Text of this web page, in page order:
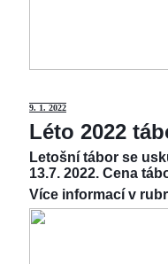
9. 1. 2022
Léto 2022
Letošní tábor se
13.7. 2022. Cena
Více informací v